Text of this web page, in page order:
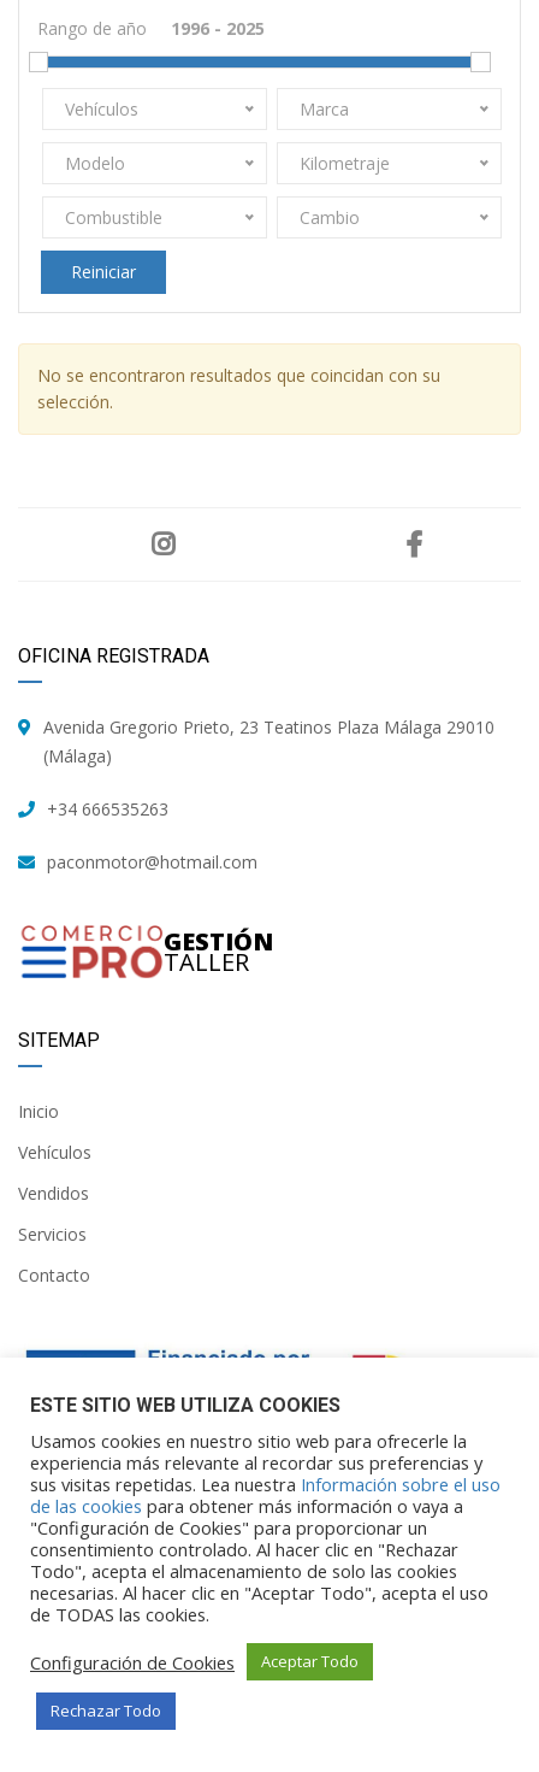
Rango de año
Vehículos Marca
Modelo Kilometraje
Combustible Cambio
Reiniciar
No se encontraron resultados que coincidan con su
selección.
OFICINA REGISTRADA
Avenida Gregorio Prieto, 23 Teatinos Plaza Málaga 29010
(Málaga)
+34 666535263
paconmotor@hotmail.com
GESTIÓN
TALLER
SITEMAP
Inicio
Vehículos
Vendidos
Servicios
Contacto
Financiado por la Unión Europea – NextGenerationEU. Sin
embargo, los puntos de vista y las
opiniones expresadas son únicamente los del autor o autores y
no reflejan necesariamente los de
la Unión Europea o la Comisión Europea. Ni la Unión Europea ni
la Comisión Europea pueden ser
consideradas responsables de las mismas.
ESTE SITIO WEB UTILIZA COOKIES
Usamos cookies en nuestro sitio web para ofrecerle la
experiencia más relevante al recordar sus preferencias y
sus visitas repetidas. Lea nuestra Información sobre el uso
de las cookies para obtener más información o vaya a
"Configuración de Cookies" para proporcionar un
consentimiento controlado. Al hacer clic en "Rechazar
Todo", acepta el almacenamiento de solo las cookies
necesarias. Al hacer clic en "Aceptar Todo", acepta el uso
de TODAS las cookies.
Configuración de Cookies
Aceptar Todo
Rechazar Todo